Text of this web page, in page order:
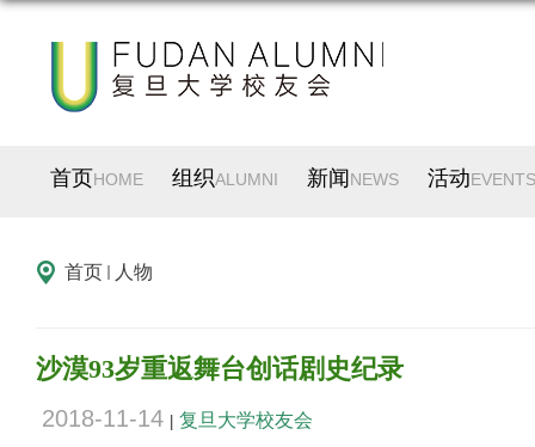
首页HOME 组织ALUMNI 新闻 NEWS 活动EVENTS
首页 人物
沙漠93岁重返舞台创话剧史纪录
2018-11-14 复旦大学校友会